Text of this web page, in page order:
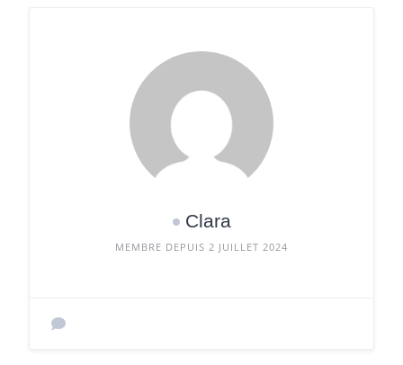
Clara
MEMBRE DEPUIS 2 JUILLET 2024